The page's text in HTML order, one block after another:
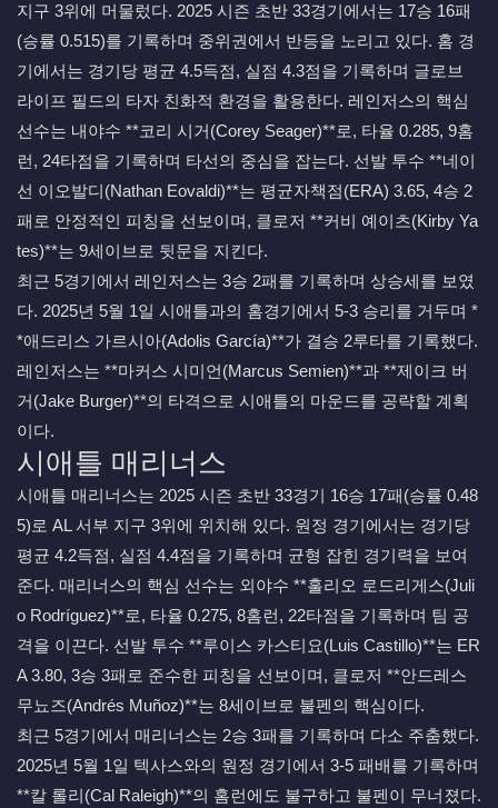
지구 3위에 머물렀다. 2025 시즌 초반 33경기에서는 17승 16패
(승률 0.515)를 기록하며 중위권에서 반등을 노리고 있다. 홈 경
기에서는 경기당 평균 4.5득점, 실점 4.3점을 기록하며 글로브
라이프 필드의 타자 친화적 환경을 활용한다. 레인저스의 핵심
선수는 내야수 **코리 시거(Corey Seager)**로, 타율 0.285, 9홈
런, 24타점을 기록하며 타선의 중심을 잡는다. 선발 투수 **네이
선 이오발디(Nathan Eovaldi)**는 평균자책점(ERA) 3.65, 4승 2
패로 안정적인 피칭을 선보이며, 클로저 **커비 예이츠(Kirby Ya
tes)**는 9세이브로 뒷문을 지킨다.
최근 5경기에서 레인저스는 3승 2패를 기록하며 상승세를 보였
다. 2025년 5월 1일 시애틀과의 홈경기에서 5-3 승리를 거두며 *
*애드리스 가르시아(Adolis García)**가 결승 2루타를 기록했다.
레인저스는 **마커스 시미언(Marcus Semien)**과 **제이크 버
거(Jake Burger)**의 타격으로 시애틀의 마운드를 공략할 계획
이다.
시애틀 매리너스
시애틀 매리너스는 2025 시즌 초반 33경기 16승 17패(승률 0.48
5)로 AL 서부 지구 3위에 위치해 있다. 원정 경기에서는 경기당
평균 4.2득점, 실점 4.4점을 기록하며 균형 잡힌 경기력을 보여
준다. 매리너스의 핵심 선수는 외야수 **훌리오 로드리게스(Juli
o Rodríguez)**로, 타율 0.275, 8홈런, 22타점을 기록하며 팀 공
격을 이끈다. 선발 투수 **루이스 카스티요(Luis Castillo)**는 ER
A 3.80, 3승 3패로 준수한 피칭을 선보이며, 클로저 **안드레스
무뇨즈(Andrés Muñoz)**는 8세이브로 불펜의 핵심이다.
최근 5경기에서 매리너스는 2승 3패를 기록하며 다소 주춤했다.
2025년 5월 1일 텍사스와의 원정 경기에서 3-5 패배를 기록하며
**칼 롤리(Cal Raleigh)**의 홈런에도 불구하고 불펜이 무너졌다.